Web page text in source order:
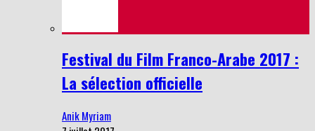
Festival du Film Franco-Arabe 2017 :
La sélection officielle
Anik Myriam